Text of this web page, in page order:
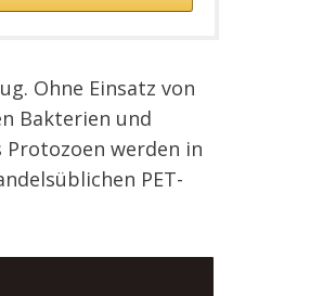
Ohne Einsatz von
Bakterien und
werden in
PET-